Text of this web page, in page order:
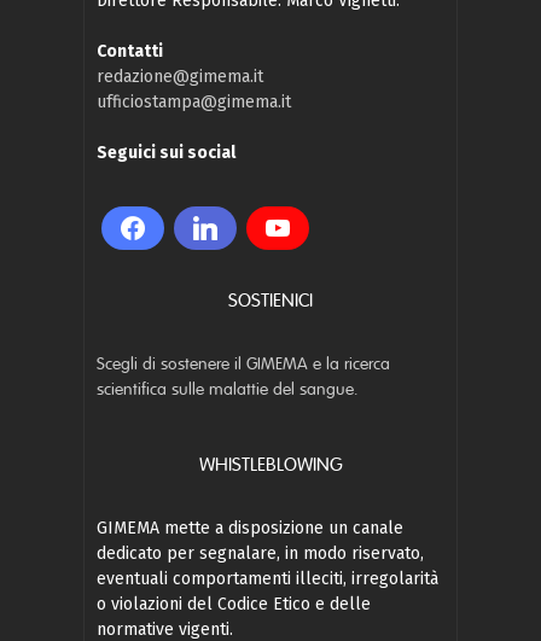
Contatti
redazione@gimema.it
ufficiostampa@gimema.it
Seguici sui social
SOSTIENICI
Scegli di sostenere il GIMEMA e la ricerca
scientifica sulle malattie del sangue.
WHISTLEBLOWING
GIMEMA mette a disposizione un canale
dedicato per segnalare, in modo riservato,
eventuali comportamenti illeciti, irregolarità
o violazioni del Codice Etico e delle
normative vigenti.